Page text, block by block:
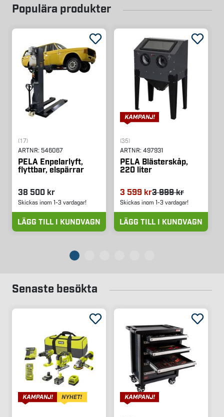
Populära produkter
(17)
ARTNR: 546067
PELA Enpelarlyft,
flyttbar, elspärrar
38 500 kr
Skickas inom 1-3 vardagar!
LÄGG TILL I KUNDVAGN
(35)
ARTNR: 497931
PELA Blästerskåp,
220 liter
3 599 kr3 999 kr
Skickas inom 1-3 vardagar!
LÄGG TILL I KUNDVAGN
Senaste besökta